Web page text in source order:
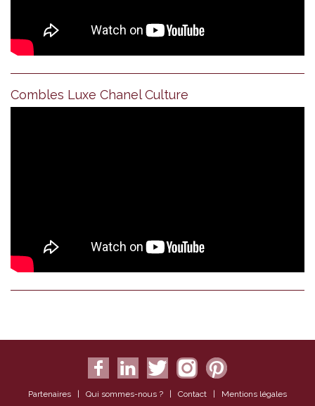
Combles Luxe Chanel Culture
Partenaires Qui sommes-nous ? Contact Mentions légales